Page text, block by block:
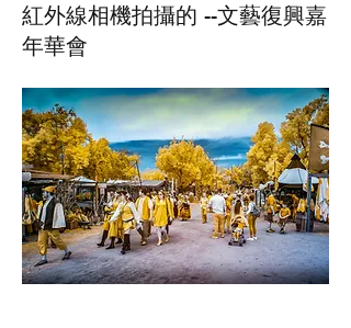
紅外線相機拍攝的 --文藝復興嘉
年華會